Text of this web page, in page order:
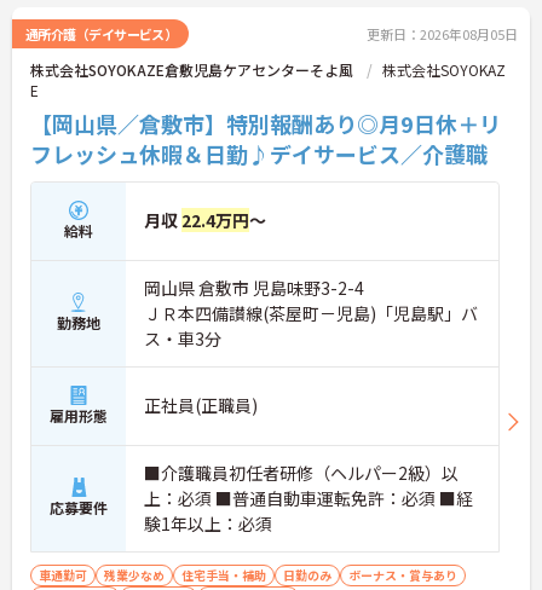
通所介護（デイサービス） 更新日：2026年08月05日
株式会社SOYOKAZE倉敷児島ケアセンターそよ風
株式会社SOYOKAZ
E
【岡山県／倉敷市】特別報酬あり◎月9日休＋リ
フレッシュ休暇＆日勤♪デイサービス／介護職
給料 月収 22.4万円～
勤務地
岡山県 倉敷市 児島味野3-2-4
ＪＲ本四備讃線(茶屋町－児島)「児島駅」バ
ス・車3分
雇用形態 正社員(正職員)
応募要件
■介護職員初任者研修（ヘルパー2級）以
上：必須 ■普通自動車運転免許：必須 ■経
験1年以上：必須
車通勤可 残業少なめ 住宅手当・補助 日勤のみ
ボーナス・賞与あり